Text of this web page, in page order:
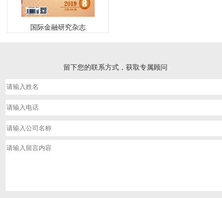
国际金融研究杂志
留下您的联系方式，获取专属顾问